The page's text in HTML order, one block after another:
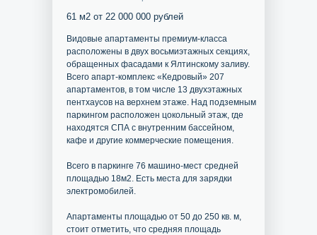
Видовые апартаменты премиум-класса
расположены в двух восьмиэтажных секциях,
обращенных фасадами к Ялтинскому заливу.
Всего апарт-комплекс «Кедровый» 207
апартаментов, в том числе 13 двухэтажных
пентхаусов на верхнем этаже. Над подземным
паркингом расположен цокольный этаж, где
находятся СПА с внутренним бассейном,
кафе и другие коммерческие помещения.
Всего в паркинге 76 машино-мест средней
площадью 18м2. Есть места для зарядки
электромобилей.
Апартаменты площадью от 50 до 250 кв. м,
стоит отметить, что средняя площадь
61 м2 от 22 000 000 рублей